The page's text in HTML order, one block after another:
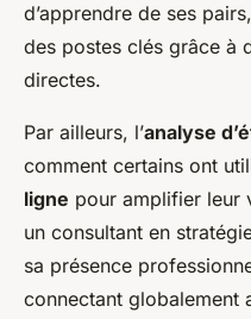
d’apprendre de ses
des postes clés grâce à
directes.
Par ailleurs, l’analyse
comment certains ont
ligne pour amplifier leur
un consultant en
sa présence
connectant globalement